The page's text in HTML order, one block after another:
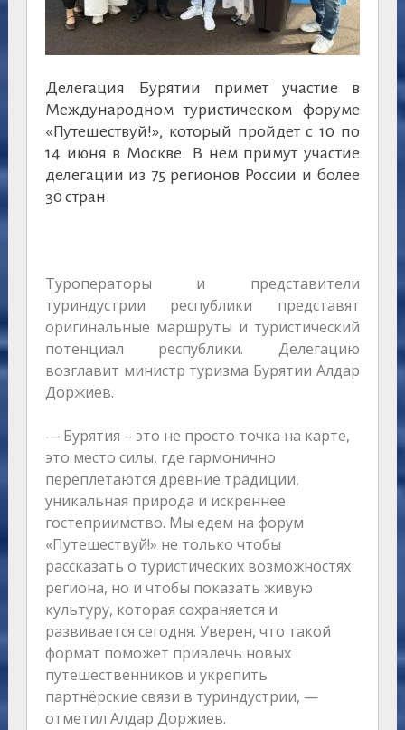
Делегация Бурятии примет участие в
Международном туристическом форуме
«Путешествуй!», который пройдет с 10 по
14 июня в Москве. В нем примут участие
делегации из 75 регионов России и более
30 стран.
Туроператоры и представители
туриндустрии республики представят
оригинальные маршруты и туристический
потенциал республики. Делегацию
возглавит министр туризма Бурятии Алдар
Доржиев.
— Бурятия – это не просто точка на карте,
это место силы, где гармонично
переплетаются древние традиции,
уникальная природа и искреннее
гостеприимство. Мы едем на форум
«Путешествуй!» не только чтобы
рассказать о туристических возможностях
региона, но и чтобы показать живую
культуру, которая сохраняется и
развивается сегодня. Уверен, что такой
формат поможет привлечь новых
путешественников и укрепить
партнёрские связи в туриндустрии, —
отметил Алдар Доржиев.